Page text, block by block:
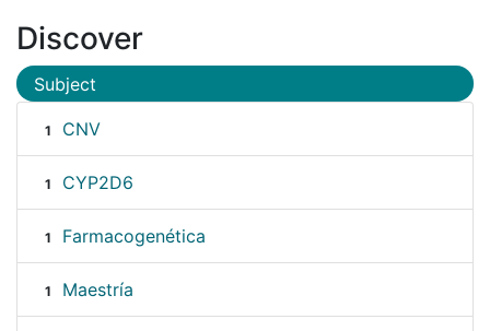
Discover
Subject
1 CNV
1 CYP2D6
1 Farmacogenética
1 Maestría